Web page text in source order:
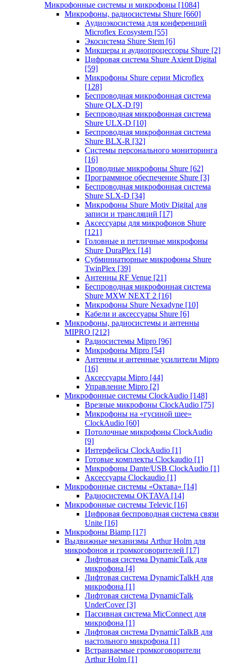
Микрофонные системы и микрофоны [1084]
Микрофоны, радиосистемы Shure [660]
Аудиоэкосистема для конференций
Microflex Ecosystem [55]
Экосистема Shure Stem [6]
Микшеры и аудиопроцессоры Shure [2]
Цифровая система Shure Axient Digital
[59]
Микрофоны Shure серии Microflex
[128]
Беспроводная микрофонная система
Shure QLX-D [9]
Беспроводная микрофонная система
Shure ULX-D [10]
Беспроводная микрофонная система
Shure BLX-R [32]
Системы персонального мониторинга
[16]
Проводные микрофоны Shure [62]
Программное обеспечение Shure [3]
Беспроводная микрофонная система
Shure SLX-D [34]
Микрофоны Shure Motiv Digital для
записи и трансляций [17]
Аксессуары для микрофонов Shure
[121]
Головные и петличные микрофоны
Shure DuraPlex [14]
Субминиатюрные микрофоны Shure
TwinPlex [39]
Антенны RF Venue [21]
Беспроводная микрофонная система
Shure MXW NEXT 2 [16]
Микрофоны Shure Nexadyne [10]
Кабели и аксессуары Shure [6]
Микрофоны, радиосистемы и антенны
MIPRO [212]
Радиосистемы Mipro [96]
Микрофоны Mipro [54]
Антенны и антенные усилители Mipro
[16]
Аксессуары Mipro [44]
Управление Mipro [2]
Микрофонные системы ClockAudio [148]
Врезные микрофоны ClockAudio [75]
Микрофоны на «гусиной шее»
ClockAudio [60]
Потолочные микрофоны ClockAudio
[9]
Интерфейсы ClockAudio [1]
Готовые комплекты Clockaudio [1]
Микрофоны Dante/USB ClockAudio [1]
Аксессуары Clockaudio [1]
Микрофонные системы «Октава» [14]
Радиосистемы OKTAVA [14]
Микрофонные системы Televic [16]
Цифровая беспроводная система связи
Unite [16]
Микрофоны Biamp [17]
Выдвижные механизмы Arthur Holm для
микрофонов и громкоговорителей [17]
Лифтовая система DynamicTalk для
микрофона [4]
Лифтовая система DynamicTalkH для
микрофона [1]
Лифтовая система DynamicTalk
UnderCover [3]
Пассивная система MicConnect для
микрофона [1]
Лифтовая система DynamicTalkB для
настольного микрофона [1]
Встраиваемые громкоговорители
Arthur Holm [1]